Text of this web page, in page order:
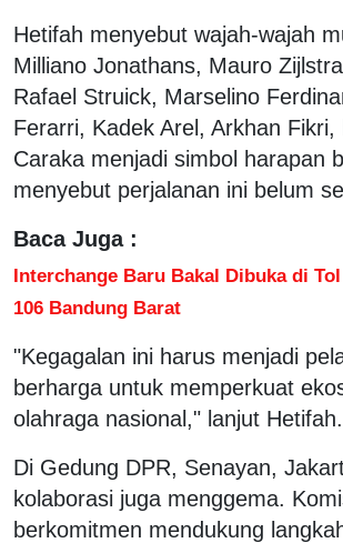
Hetifah menyebut wajah-wajah
Milliano Jonathans, Mauro
Rafael Struick, Marselino
Ferarri, Kadek Arel, Arkhan Fikri,
Caraka menjadi simbol harapan
menyebut perjalanan ini belum
Baca Juga :
Interchange Baru Bakal Dibuka di
106 Bandung Barat
"Kegagalan ini harus menjadi
berharga untuk memperkuat
olahraga nasional," lanjut Hetifah.
Di Gedung DPR, Senayan,
kolaborasi juga menggema.
berkomitmen mendukung